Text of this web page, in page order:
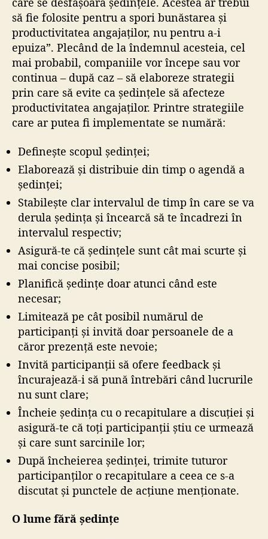
să fie folosite pentru a spori bunăstarea și
productivitatea angajaților, nu pentru a-i
epuiza”. Plecând de la îndemnul acesteia, cel
mai probabil, companiile vor începe sau vor
continua – după caz – să elaboreze strategii
prin care să evite ca ședințele să afecteze
productivitatea angajaților. Printre strategiile
care ar putea fi implementate se numără:
Definește scopul ședinței;
Elaborează și distribuie din timp o agendă a
ședinței;
Stabilește clar intervalul de timp în care se va
derula ședința și încearcă să te încadrezi în
intervalul respectiv;
Asigură-te că ședințele sunt cât mai scurte și
mai concise posibil;
Planifică ședințe doar atunci când este
necesar;
Limitează pe cât posibil numărul de
participanți și invită doar persoanele de a
căror prezență este nevoie;
Invită participanții să ofere feedback și
încurajează-i să pună întrebări când lucrurile
nu sunt clare;
Încheie ședința cu o recapitulare a discuției și
asigură-te că toți participanții știu ce urmează
și care sunt sarcinile lor;
După încheierea ședinței, trimite tuturor
participanților o recapitulare a ceea ce s-a
discutat și punctele de acțiune menționate.
O lume fără ședințe